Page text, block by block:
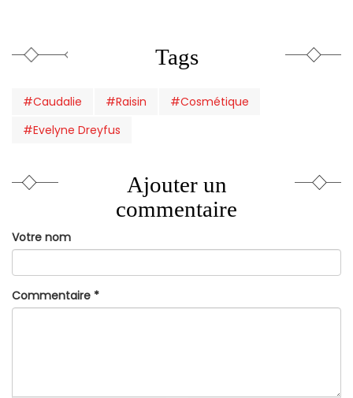
Tags
#Caudalie #Raisin
#Cosmétique
#Evelyne Dreyfus
Ajouter un
commentaire
Votre nom
Commentaire *